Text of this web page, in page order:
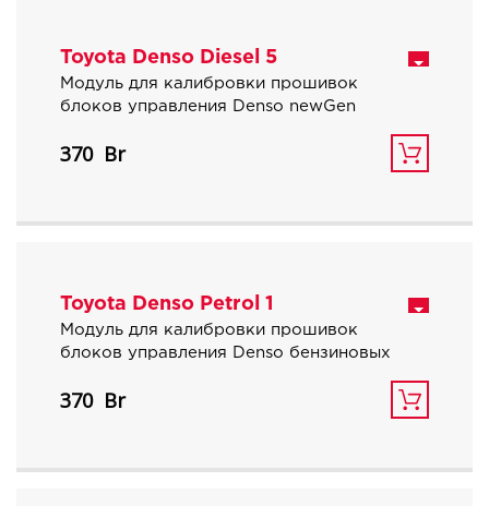
Toyota Denso Diesel 5
Модуль для калибровки прошивок
блоков управления Denso newGen
объемом двигателя 2.4 и 2.8 TD.
370
Toyota Denso Petrol 1
Модуль для калибровки прошивок
блоков управления Denso бензиновых
объемом двигателя 1.0, 1.2, 1.3, 1.6, 1.8 л.
370